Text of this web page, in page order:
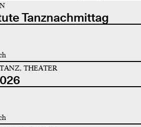
Tanznachmittag
THEATER